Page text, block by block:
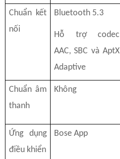
Chuẩn kết
nối
Bluetooth 5.3
Hỗ trợ codec
AAC, SBC và AptX
Adaptive
Chuẩn âm
thanh
Không
Ứng dụng
điều khiển
Bose App